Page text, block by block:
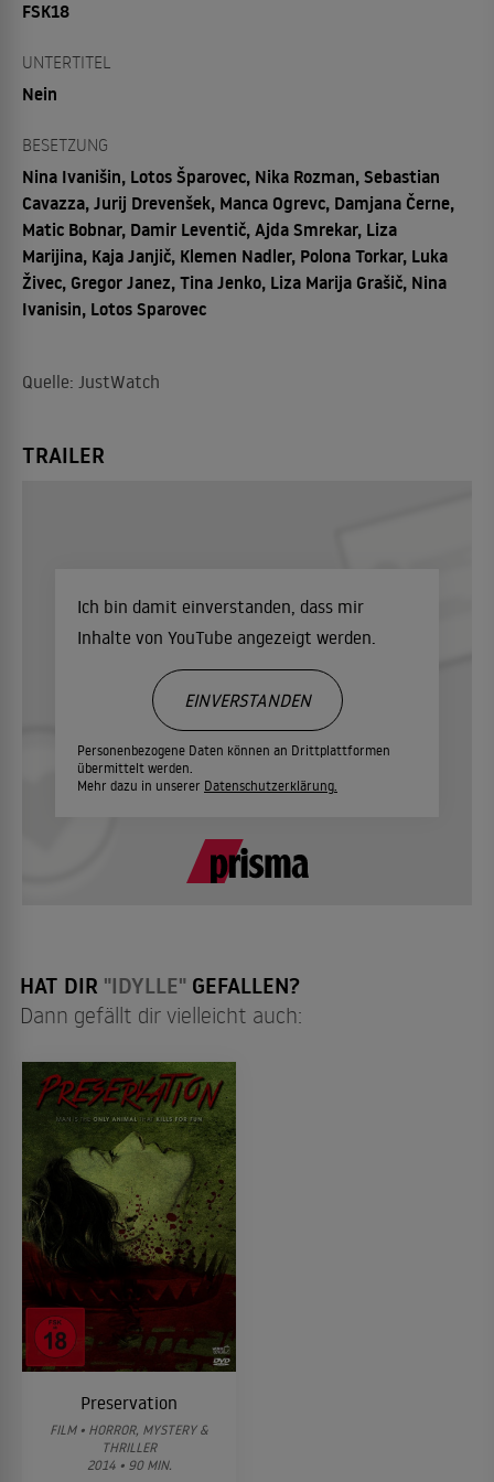
FSK18
UNTERTITEL
Nein
BESETZUNG
Nina Ivanišin, Lotos Šparovec, Nika Rozman, Sebastian
Cavazza, Jurij Drevenšek, Manca Ogrevc, Damjana Černe,
Matic Bobnar, Damir Leventič, Ajda Smrekar, Liza
Marijina, Kaja Janjič, Klemen Nadler, Polona Torkar, Luka
Živec, Gregor Janez, Tina Jenko, Liza Marija Grašič, Nina
Ivanisin, Lotos Sparovec
Quelle: JustWatch
TRAILER
Ich bin damit einverstanden, dass mir
Inhalte von YouTube angezeigt werden.
Personenbezogene Daten können an Drittplattformen
übermittelt werden.
Mehr dazu in unserer Datenschutzerklärung.
EINVERSTANDEN
HAT DIR "IDYLLE" GEFALLEN?
Dann gefällt dir vielleicht auch:
Preservation
FILM • HORROR, MYSTERY &
THRILLER
2014 • 90 MIN.